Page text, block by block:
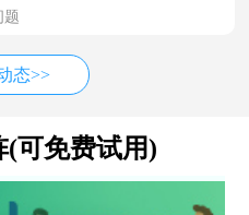
题
态>>
可免费试用)